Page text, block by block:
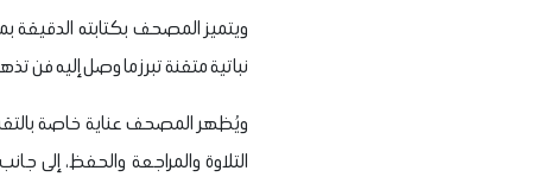
ويتميز المصحف بكتابته
نباتية متقنة تبرز ما وصل إليه فن
ويُظهر المصحف عناية خاصة
التلاوة والمراجعة والحفظ، إلى